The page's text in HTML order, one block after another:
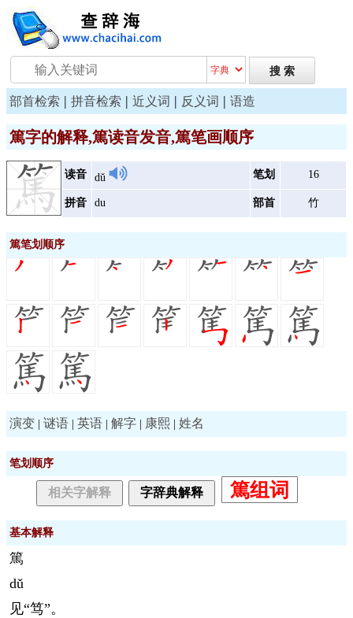
部首检索 | 拼音检索 | 近义词 | 反义词 | 语造
篤字的解释,篤读音发音,篤笔画顺序
读音 dǔ 笔划 16
拼音 du 部首 竹
篤笔划顺序
演变 | 谜语 | 英语 | 解字 | 康熙 | 姓名
笔划顺序
相关字解释 字辞典解释 篤组词
基本解释
篤
dǔ
见“笃”。